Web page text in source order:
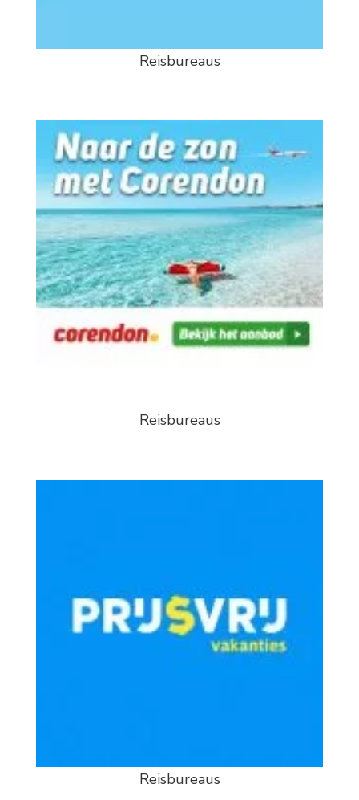
Reisbureaus
Reisbureaus
Reisbureaus